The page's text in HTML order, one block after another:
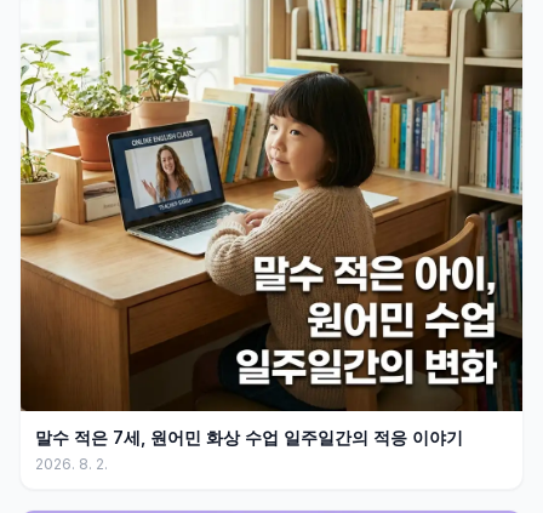
말수 적은 7세, 원어민 화상 수업 일주일간의 적응 이야기
2026. 8. 2.